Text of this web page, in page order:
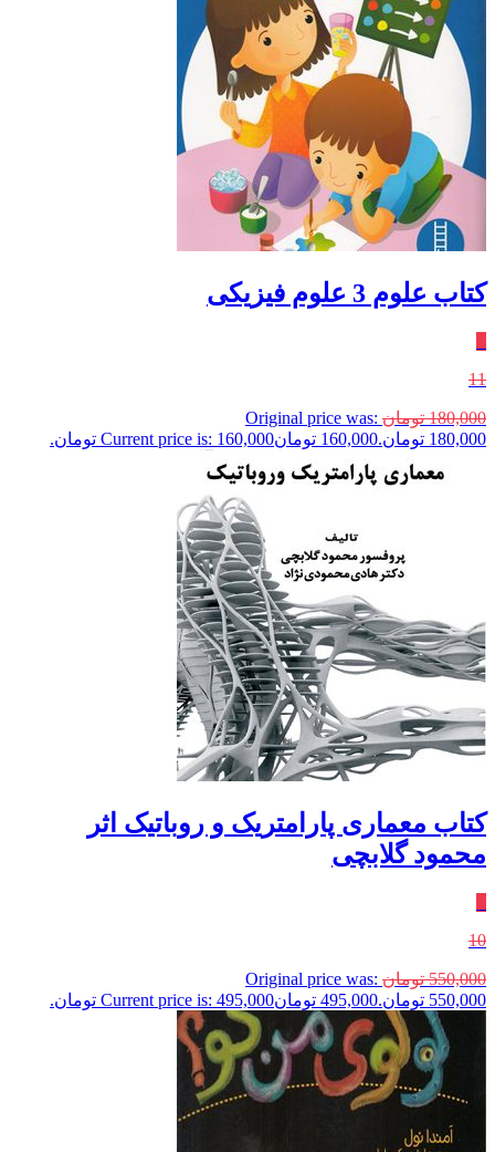
کتاب علوم 3 علوم فیزیکی
11
180,000 تومان Original price was:
180,000 تومان.
160,000 تومانCurrent price is: 160,000 تومان.
کتاب معماری پارامتریک و روباتیک اثر
محمود گلابچی
10
550,000 تومان Original price was:
550,000 تومان.
495,000 تومانCurrent price is: 495,000 تومان.